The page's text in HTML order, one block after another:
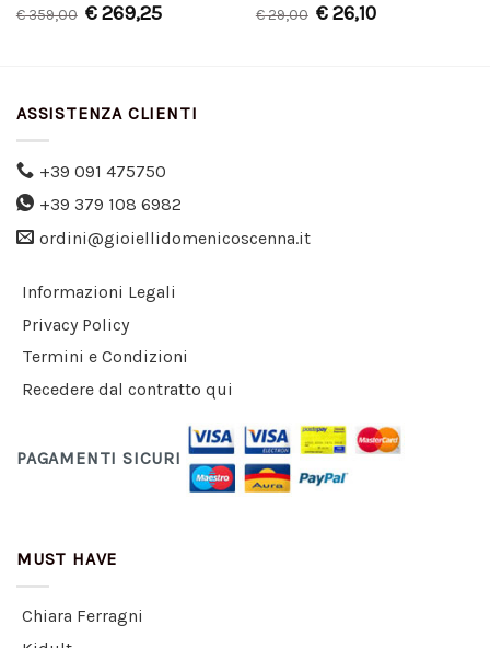
€359,00 €269,25 €29,00 €26,10
ASSISTENZA CLIENTI
+39 091 475750
+39 379 108 6982
ordini@gioiellidomenicoscenna.it
Informazioni Legali
Privacy Policy
Termini e Condizioni
Recedere dal contratto qui
PAGAMENTI SICURI
MUST HAVE
Chiara Ferragni